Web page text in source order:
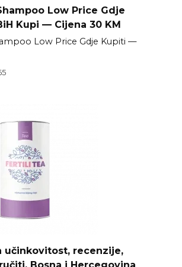
Low Price Gdje
Kupi — Cijena 30 KM
Low Price Gdje Kupiti —
učinkovitost, recenzije,